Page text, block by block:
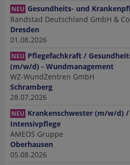
NEU Gesundheits- und
Randstad Deutschland GmbH &
Dresden
01.08.2026
NEU Pflegefachkraft /
(m/w/d) - Wundmanagement
WZ-WundZentren GmbH
Schramberg
28.07.2026
NEU Krankenschwester (m/w/d)
Intensivpflege
AMEOS Gruppe
Oberhausen
05.08.2026